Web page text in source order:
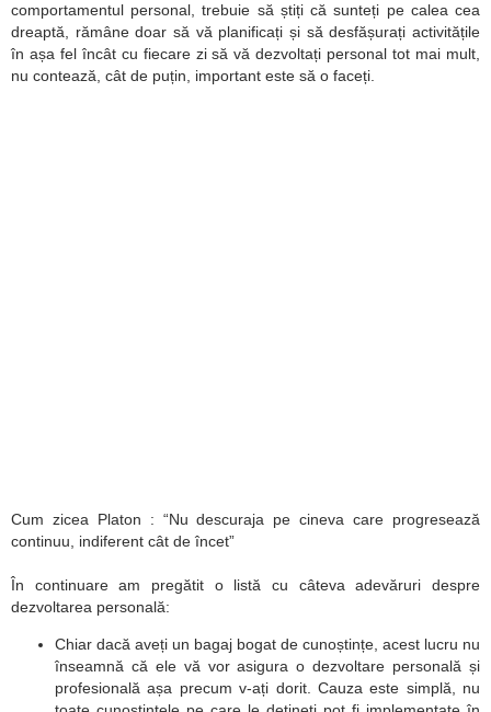
comportamentul personal, trebuie să știți că sunteți pe calea cea
dreaptă, rămâne doar să vă planificați și să desfășurați activitățile
în așa fel încât cu fiecare zi să vă dezvoltați personal tot mai mult,
nu contează, cât de puțin, important este să o faceți.
Cum zicea Platon : “Nu descuraja pe cineva care progresează
continuu, indiferent cât de încet”
În continuare am pregătit o listă cu câteva adevăruri despre
dezvoltarea personală:
Chiar dacă aveți un bagaj bogat de cunoștințe, acest lucru nu
înseamnă că ele vă vor asigura o dezvoltare personală și
profesională așa precum v-ați dorit. Cauza este simplă, nu